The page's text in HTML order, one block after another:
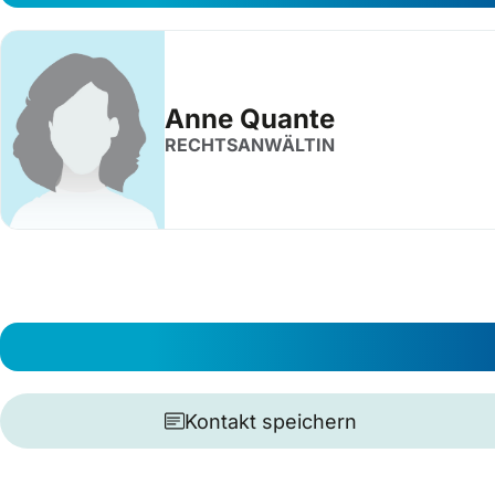
Anne Quante
RECHTSANWÄLTIN
Kontakt speichern